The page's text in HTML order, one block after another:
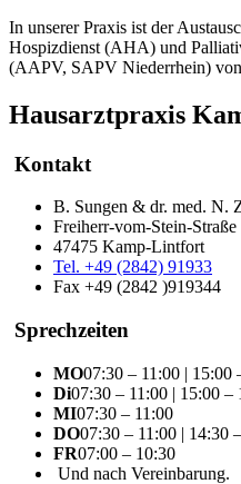
In unserer Praxis ist der
Hospizdienst (AHA) und
(AAPV, SAPV Niederrhein)
Hausarztpraxis
Kontakt
B. Sungen & dr. med. N.
Freiherr-vom-Stein-Straße
47475 Kamp-Lintfort
Tel. +49 (2842) 91933
Fax +49 (2842 )919344
Sprechzeiten
MO07:30 – 11:00 | 15:00
Di07:30 – 11:00 | 15:00 –
MI07:30 – 11:00
DO07:30 – 11:00 | 14:30
FR07:00 – 10:30
Und nach Vereinbarung.